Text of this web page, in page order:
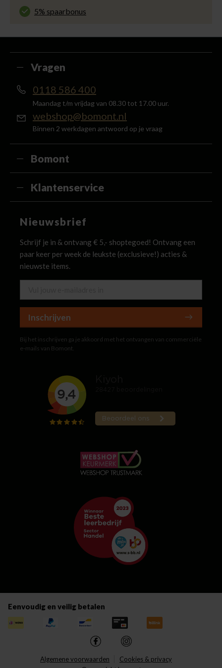
voor slechts € 4,95 of gratis in onze winkels.
5% spaarbonus
Vragen
0118 586 400
Maandag t/m vrijdag van 08.30 tot 17.00 uur.
webshop@bomont.nl
Binnen 2 werkdagen antwoord op je vraag
Bomont
Klantenservice
Nieuwsbrief
Schrijf je in & ontvang € 5,- shoptegoed! Ontvang een
paar keer per week de leukste (exclusieve!) acties &
nieuwste items.
Inschrijven
Bij het inschrijven ga je akkoord met het ontvangen van commerciële
e-mails van Bomont.
Eenvoudig en veilig betalen
Algemene voorwaarden
Cookies & privacy